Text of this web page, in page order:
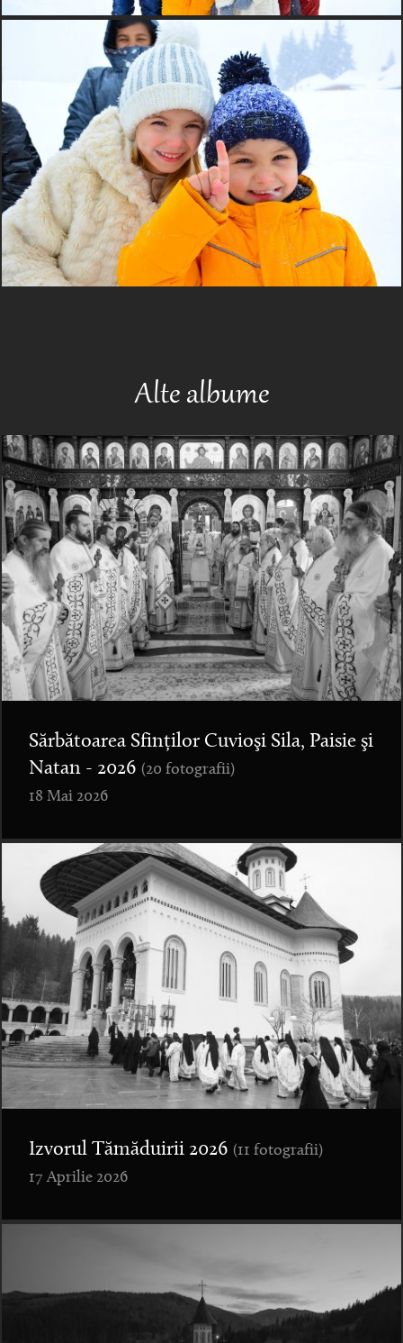
Alte albume
Sărbătoarea Sfinților Cuvioşi Sila, Paisie şi
Natan - 2026 (20 fotografii)
18 Mai 2026
Izvorul Tămăduirii 2026 (11 fotografii)
17 Aprilie 2026